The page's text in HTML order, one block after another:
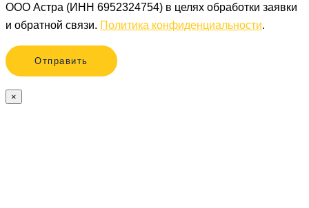
ООО Астра (ИНН 6952324754) в целях обработки заявки
и обратной связи. Политика конфиденциальности.
×